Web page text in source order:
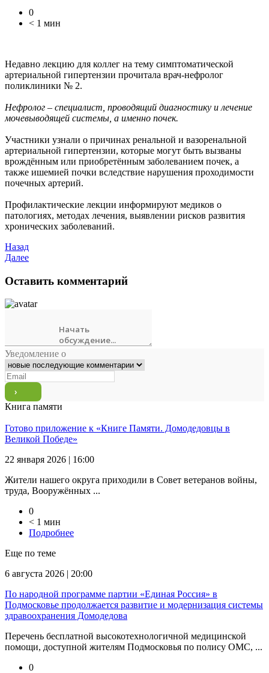
0
< 1 мин
Недавно лекцию для коллег на тему симптоматической
артериальной гипертензии прочитала врач-нефролог
поликлиники № 2.
Нефролог – специалист, проводящий диагностику и лечение
мочевыводящей системы, а именно почек.
Участники узнали о причинах ренальной и вазоренальной
артериальной гипертензии, которые могут быть вызваны
врождённым или приобретённым заболеванием почек, а
также ишемией почки вследствие нарушения проходимости
почечных артерий.
Профилактические лекции информируют медиков о
патологиях, методах лечения, выявлении рисков развития
хронических заболеваний.
Назад
Далее
Оставить комментарий
Уведомление о
Книга памяти
Готово приложение к «Книге Памяти. Домодедовцы в
Великой Победе»
22 января 2026 | 16:00
Жители нашего округа приходили в Совет ветеранов войны,
труда, Вооружённых ...
0
< 1 мин
Подробнее
Еще по теме
6 августа 2026 | 20:00
По народной программе партии «Единая Россия» в
Подмосковье продолжается развитие и модернизация системы
здравоохранения Домодедова
Перечень бесплатной высокотехнологичной медицинской
помощи, доступной жителям Подмосковья по полису ОМС, ...
0